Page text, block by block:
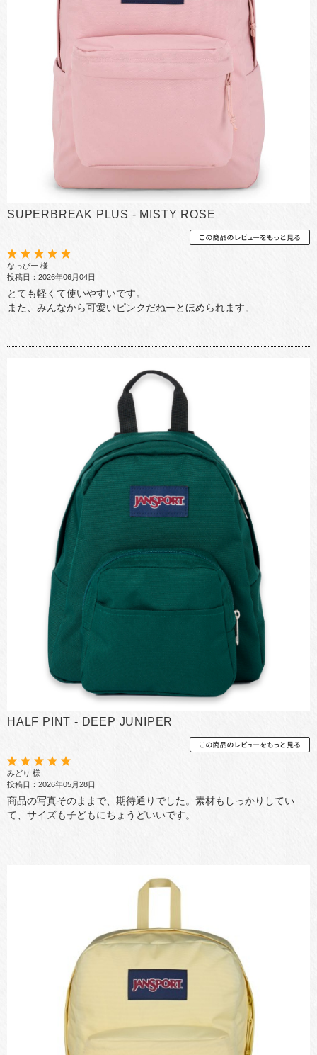
SUPERBREAK PLUS - MISTY ROSE
なっぴー 様
投稿日：2026年06月04日
とても軽くて使いやすいです。
また、みんなから可愛いピンクだねーとほめられます。
HALF PINT - DEEP JUNIPER
みどり 様
投稿日：2026年05月28日
商品の写真そのままで、期待通りでした。素材もしっかりしてい
て、サイズも子どもにちょうどいいです。